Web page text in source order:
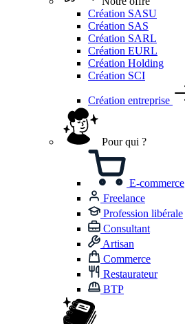
Création SASU
Création SAS
Création SARL
Création EURL
Création Holding
Création SCI
Création entreprise
Pour qui ?
E-commerce
Freelance
Profession libérale
Consultant
Artisan
Commerce
Restaurateur
BTP